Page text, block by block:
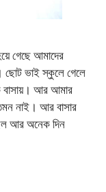
গেছে আমাদের
ভাই স্কুলে গেলে
বাসায়। আর আমার
নাই। আর বাসার
আর অনেক দিন